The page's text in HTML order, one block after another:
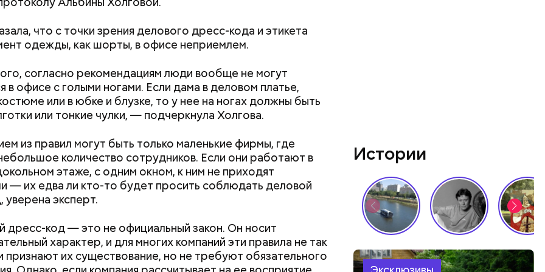
что с точки зрения делового дресс-кода и этикета
одежды, как шорты, в офисе неприемлем.
согласно рекомендациям люди вообще не могут
в офисе с голыми ногами. Если дама в деловом платье,
или в юбке и блузке, то у нее на ногах должны быть
или тонкие чулки, — подчеркнула Холгова.
из правил могут быть только маленькие фирмы, где
количество сотрудников. Если они работают в
этаже, с одним окном, к ним не приходят
— их едва ли кто-то будет просить соблюдать деловой
уверена эксперт.
код — это не официальный закон. Он носит
характер, и для многих компаний эти правила не так
признают их существование, но не требуют обязательного
день бесконечности придумал американский
со сливками отмечается в США в честь вкусового
этой ягоды со сливками. В этот праздник люди едят не
со сливками, но и другие десерты на основе этих двух
Их можно купить в магазине или сделать
вместе со своими родными и близкими.
масло;
черри либо грунтовые.
Истории